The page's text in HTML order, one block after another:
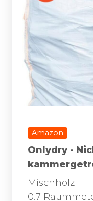
Amazon
Onlydry -
Mischholz
0.7